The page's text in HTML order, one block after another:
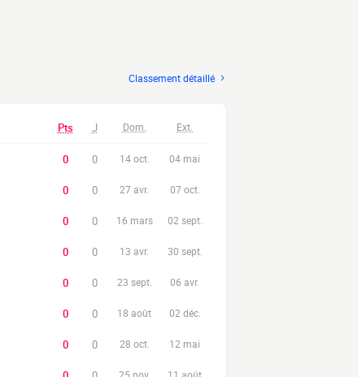
Classement détaillé
Pts J Dom. Ext.
0 0 14 oct. 04 mai
0 0 27 avr. 07 oct.
0 0 16 mars 02 sept.
0 0 13 avr. 30 sept.
0 0 23 sept. 06 avr.
0 0 18 août 02 déc.
0 0 28 oct. 12 mai